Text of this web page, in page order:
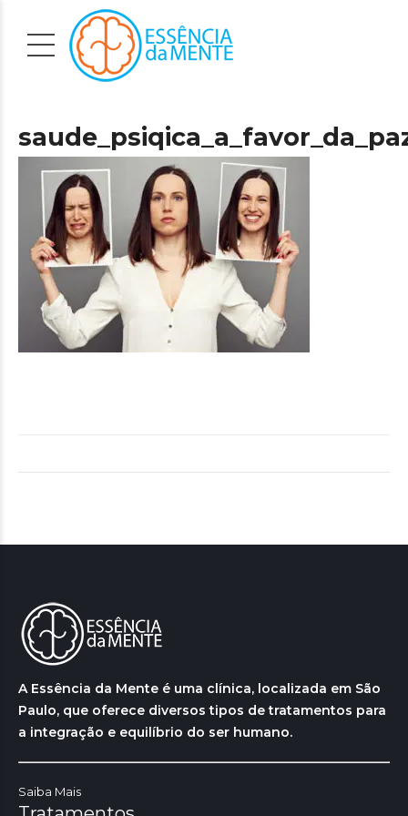
A Essência da Mente é uma clínica, localizada em São
Paulo, que oferece diversos tipos de tratamentos para
a integração e equilíbrio do ser humano.
Saiba Mais